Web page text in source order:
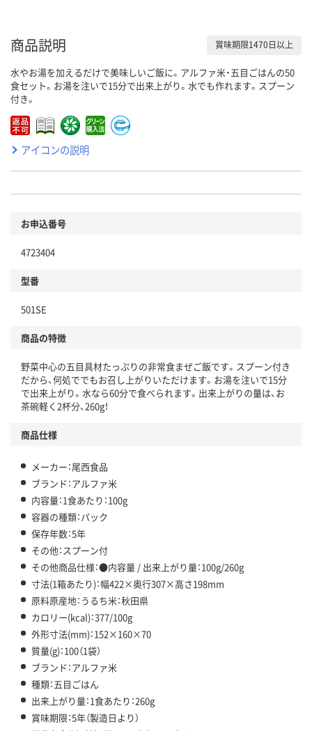
商品説明 賞味期限1470日以上
水やお湯を加えるだけで美味しいご飯に。アルファ米・五目ごはんの50
食セット。お湯を注いで15分で出来上がり。水でも作れます。スプーン
付き。
アイコンの説明
お申込番号
4723404
型番
501SE
商品の特徴
野菜中心の五目具材たっぷりの非常食まぜご飯です。スプーン付き
だから、何処ででもお召し上がりいただけます。お湯を注いで15分
で出来上がり。水なら60分で食べられます。出来上がりの量は、お
茶碗軽く2杯分、260g！
商品仕様
メーカー：尾西食品
ブランド：アルファ米
内容量：1食あたり：100g
容器の種類：パック
保存年数：5年
その他：スプーン付
その他商品仕様：●内容量 / 出来上がり量：100g/260g
寸法(1箱あたり)：幅422×奥行307×高さ198mm
原料原産地：うるち米：秋田県
カロリー(kcal)：377/100g
外形寸法(mm)：152×160×70
質量(g)：100（1袋）
ブランド：アルファ米
種類：五目ごはん
出来上がり量：1食あたり：260g
賞味期限：5年（製造日より）